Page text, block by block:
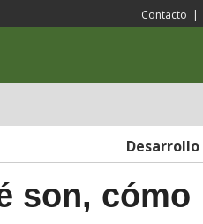
Contacto |
Desarrollo
son, cómo